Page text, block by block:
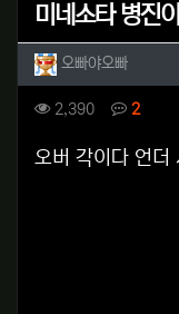
미네소타 병진
작성자 정보
오빠야오빠작성
컨텐츠 정보
2,390조회 2댓글
본문
오버 각이다 언더